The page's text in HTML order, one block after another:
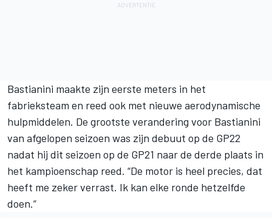
Bastianini maakte zijn eerste meters in het
fabrieksteam en reed ook met nieuwe aerodynamische
hulpmiddelen. De grootste verandering voor Bastianini
van afgelopen seizoen was zijn debuut op de GP22
nadat hij dit seizoen op de GP21 naar de derde plaats in
het kampioenschap reed. “De motor is heel precies, dat
heeft me zeker verrast. Ik kan elke ronde hetzelfde
doen.”